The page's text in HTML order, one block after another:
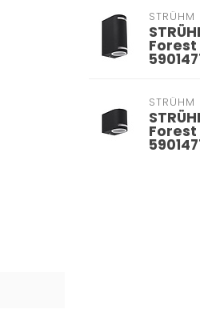
STRÜHM
Forest
STRÜHM
Forest